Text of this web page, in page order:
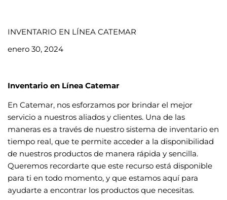
INVENTARIO EN LÍNEA CATEMAR
enero 30, 2024
Inventario en Línea Catemar
En Catemar, nos esforzamos por brindar el mejor
servicio a nuestros aliados y clientes. Una de las
maneras es a través de nuestro sistema de inventario en
tiempo real, que te permite acceder a la disponibilidad
de nuestros productos de manera rápida y sencilla.
Queremos recordarte que este recurso está disponible
para ti en todo momento, y que estamos aquí para
ayudarte a encontrar los productos que necesitas.